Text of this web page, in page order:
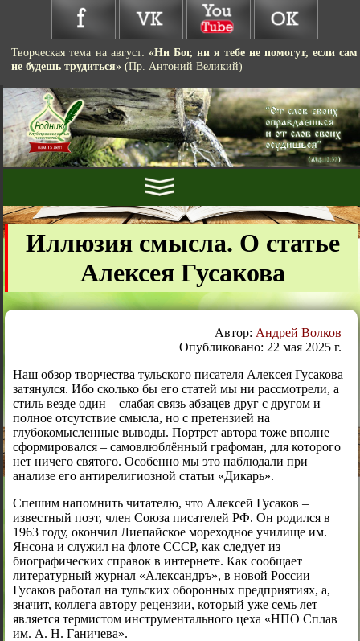
Творческая тема на август: «Ни Бог, ни я тебе не помогут, если сам
не будешь трудиться»(Пр. Антоний Великий)
Иллюзия смысла. О статье
Алексея Гусакова
Автор: Андрей Волков
Опубликовано: 22 мая 2025 г.
Наш обзор творчества тульского писателя Алексея Гусакова
затянулся. Ибо сколько бы его статей мы ни рассмотрели, а
стиль везде один – слабая связь абзацев друг с другом и
полное отсутствие смысла, но с претензией на
глубокомысленные выводы. Портрет автора тоже вполне
сформировался – самовлюблённый графоман, для которого
нет ничего святого. Особенно мы это наблюдали при
анализе его антирелигиозной статьи «Дикарь».
Спешим напомнить читателю, что Алексей Гусаков –
известный поэт, член Союза писателей РФ. Он родился в
1963 году, окончил Лиепайское мореходное училище им.
Янсона и служил на флоте СССР, как следует из
биографических справок в интернете. Как сообщает
литературный журнал «Александръ», в новой России
Гусаков работал на тульских оборонных предприятиях, а,
значит, коллега автору рецензии, который уже семь лет
является термистом инструментального цеха «НПО Сплав
им. А. Н. Ганичева».